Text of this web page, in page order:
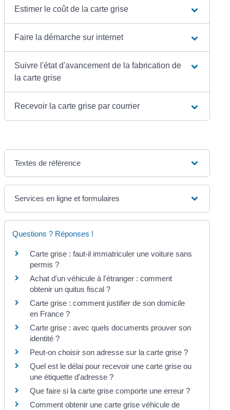
Estimer le coût de la carte grise
Faire la démarche sur internet
Suivre l'état d'avancement de la fabrication de
la carte grise
Recevoir la carte grise par courrier
Textes de référence
Services en ligne et formulaires
Questions ? Réponses !
Carte grise : faut-il immatriculer une voiture sans
permis ?
Achat d'un véhicule à l'étranger : comment
obtenir un quitus fiscal ?
Carte grise : comment justifier de son domicile
en France ?
Carte grise : avec quels documents prouver son
identité ?
Peut-on choisir son adresse sur la carte grise ?
Quel est le délai pour recevoir une carte grise ou
une étiquette d'adresse ?
Que faire si la carte grise comporte une erreur ?
Comment obtenir une carte grise véhicule de